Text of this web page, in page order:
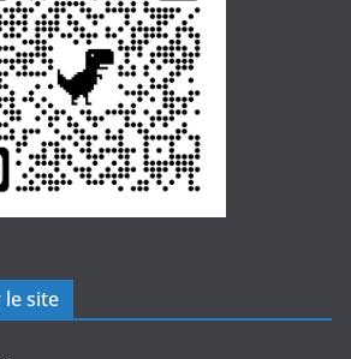
site